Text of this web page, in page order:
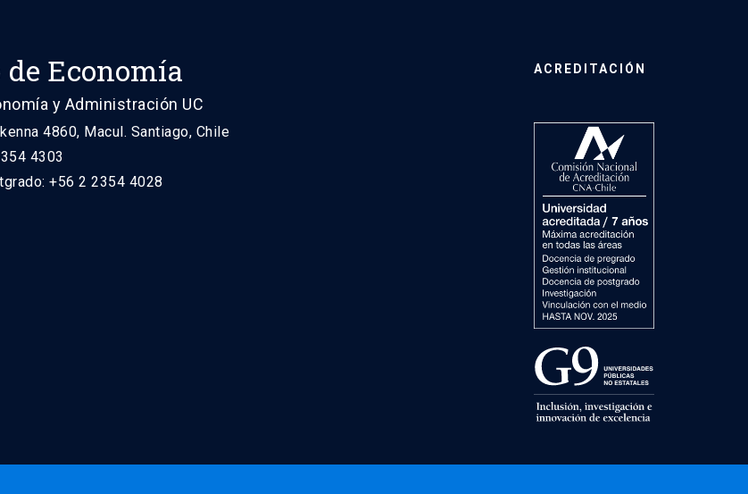
Economía
y Administración UC
4860, Macul. Santiago, Chile
4303
+56 2 2354 4028
ACREDITACIÓN